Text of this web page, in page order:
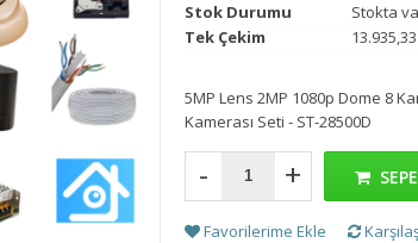
Stok Durumu
Stokta
Tek Çekim
5MP Lens 2MP 1080p Dome 8
Kamerası Seti - ST-28500D
- +
Favorilerime Ekle